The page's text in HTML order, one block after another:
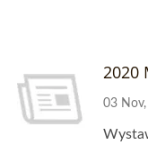
2020
03